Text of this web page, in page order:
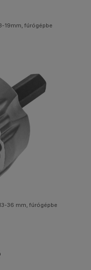
19mm, fúrógépbe
36 mm, fúrógépbe